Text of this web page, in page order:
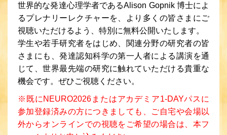
世界的な発達心理学者であるAlison Gopnik 博士によ
るプレナリーレクチャーを、より多くの皆さまにご
視聴いただけるよう、特別に無料公開いたします。
学生や若手研究者をはじめ、関連分野の研究者の皆
さまにも、発達認知科学の第一人者による講演を通
じて、世界最先端の研究に触れていただける貴重な
機会です。ぜひご視聴ください。
※既にNEURO2026またはアカデミア1-DAYパスに
参加登録済みの方につきましても、ご自宅や会場以
外からオンラインでの視聴をご希望の場合は、本フ